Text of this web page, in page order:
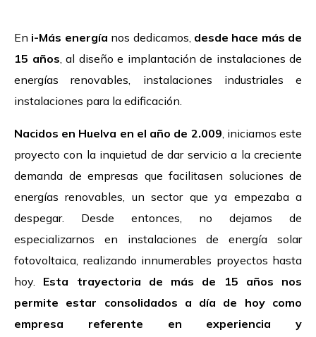
En i-Más energía nos dedicamos, desde hace más de
15 años, al diseño e implantación de instalaciones de
energías renovables, instalaciones industriales e
instalaciones para la edificación.
Nacidos en Huelva en el año de 2.009, iniciamos este
proyecto con la inquietud de dar servicio a la creciente
demanda de empresas que facilitasen soluciones de
energías renovables, un sector que ya empezaba a
despegar. Desde entonces, no dejamos de
especializarnos en instalaciones de energía solar
fotovoltaica, realizando innumerables proyectos hasta
hoy. Esta trayectoria de más de 15 años nos
permite estar consolidados a día de hoy como
empresa referente en experiencia y